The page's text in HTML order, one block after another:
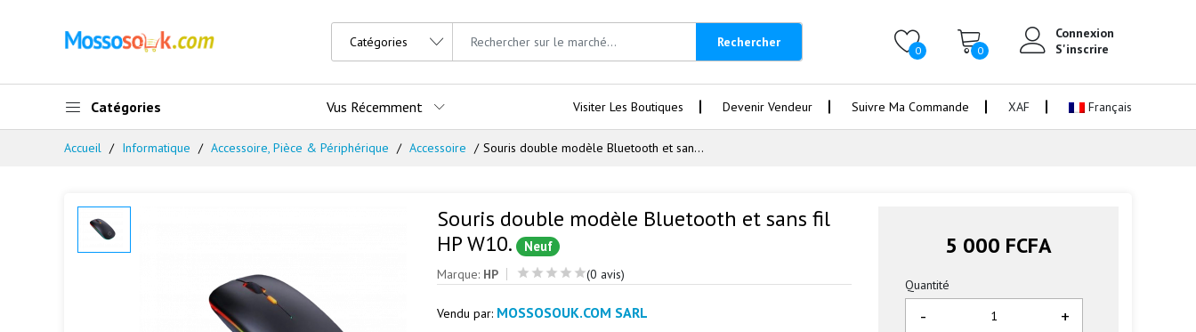
Rechercher
0 0
Connexion
S'inscrire
Catégories Vus Récemment Visiter Les Boutiques Devenir Vendeur Suivre Ma Commande XAF Français
Accueil Informatique Accessoire, Pièce & Périphérique Accessoire Souris double modèle Bluetooth et san...
Souris double modèle Bluetooth et sans fil
HP W10.
Neuf
Marque: HP (0 avis)
Vendu par: MOSSOSOUK.COM SARL
5 000 FCFA
Quantité
+
-